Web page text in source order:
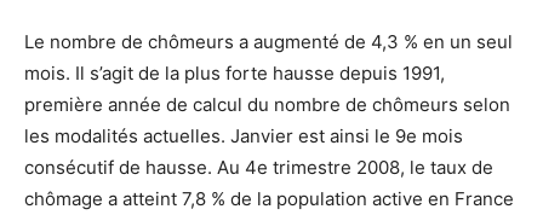
Le nombre de chômeurs a augmenté de 4,3 % en un seul
mois. Il s’agit de la plus forte hausse depuis 1991,
première année de calcul du nombre de chômeurs selon
les modalités actuelles. Janvier est ainsi le 9e mois
consécutif de hausse. Au 4e trimestre 2008, le taux de
chômage a atteint 7,8 % de la population active en France